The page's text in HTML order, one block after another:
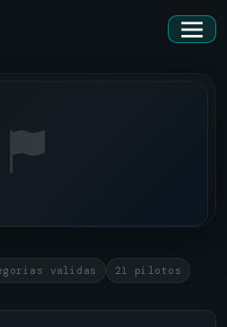
2021 validas
21 pilotos